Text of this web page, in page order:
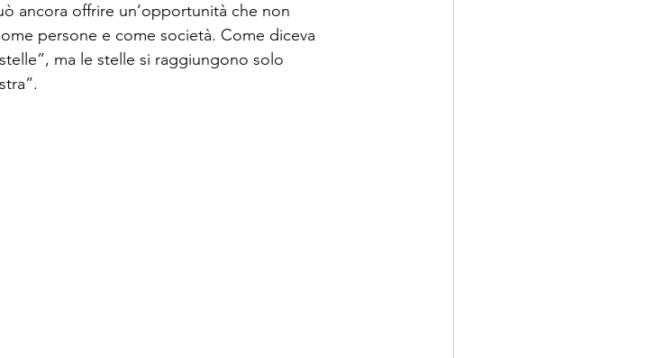
ancora offrire un’opportunità che non
persone e come società. Come diceva
ma le stelle si raggiungono solo